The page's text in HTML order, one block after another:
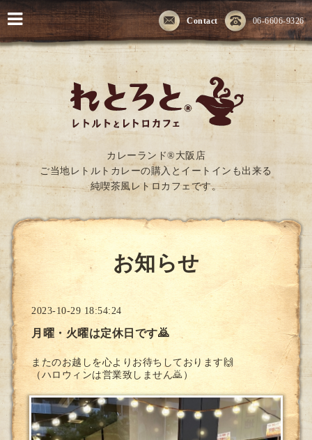
06-6606-9326
Contact
カレーランド®大阪店
ご当地レトルトカレーの購入とイートインも出来る
純喫茶風レトロカフェです。
お知らせ
2023-10-29 18:54:24
月曜・火曜は定休日です🙇
またのお越しを心よりお待ちしております🙌
（ハロウィンは営業致しません🙇）